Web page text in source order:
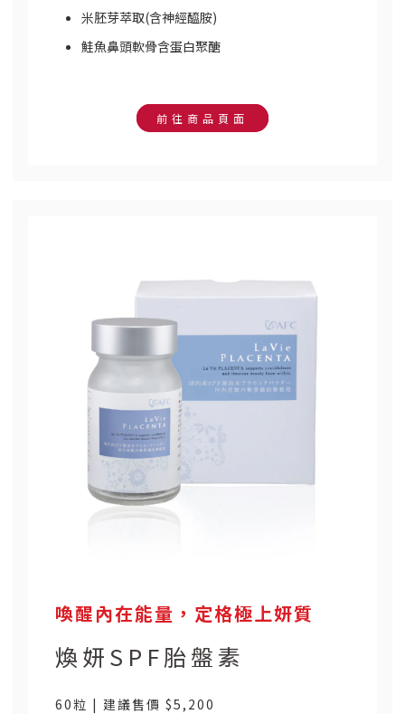
米胚芽萃取(含神經醯胺)
鮭魚鼻頭軟骨含蛋白聚醣
前往商品頁面
喚醒內在能量，定格極上妍質
煥妍SPF胎盤素
60粒 | 建議售價 $5,200